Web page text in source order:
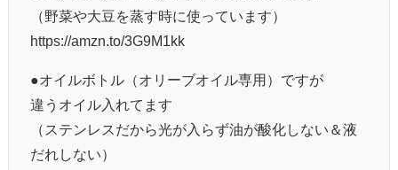
（野菜や大豆を蒸す時に使っています）
https://amzn.to/3G9M1kk
●オイルボトル（オリーブオイル専用）ですが
違うオイル入れてます
（ステンレスだから光が入らず油が酸化しない＆液
だれしない）